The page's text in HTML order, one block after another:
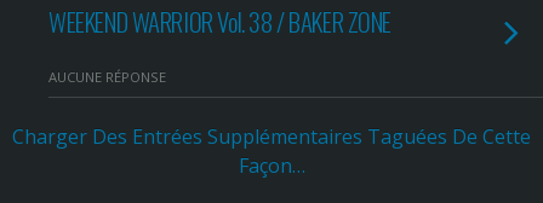
WEEKEND WARRIOR Vol. 38 / BAKER ZONE
AUCUNE RÉPONSE
Charger Des Entrées Supplémentaires Taguées De Cette
Façon…